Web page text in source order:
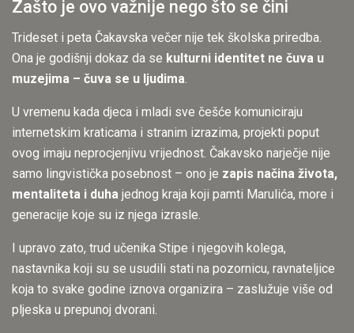
Zašto je ovo važnije nego što se čini
Trideset i peta Čakavska večer nije tek školska priredba.
Ona je godišnji dokaz da se kulturni identitet ne čuva u
muzejima – čuva se u ljudima.
U vremenu kada djeca i mladi sve češće komuniciraju
internetskim kraticama i stranim izrazima, projekti poput
ovog imaju neprocjenjivu vrijednost. Čakavsko narječje nije
samo lingvistička posebnost – ono je zapis načina života,
mentaliteta i duha jednog kraja koji pamti Marulića, more i
generacije koje su iz njega izrasle.
I upravo zato, trud učenika Stipe i njegovih kolega,
nastavnika koji su se usudili stati na pozornicu, ravnateljice
koja to svake godine iznova organizira – zaslužuje više od
pljeska u prepunoj dvorani.